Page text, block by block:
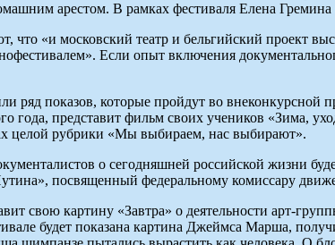
арестом. В рамках фестиваля Елена Гремина
что «и московский театр и бельгийский проект
Если опыт включения
ряд показов, которые пройдут во
года, представит фильм своих учеников «Зима,
целой рубрики «Мы выбираем, нас выбирают».
о сегодняшней российской жизни
посвященный федеральному комиссару
свою картину «Завтра» о деятельности арт-
будет показана картина Джеймса Марша,